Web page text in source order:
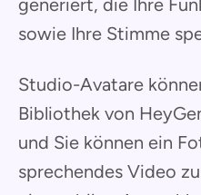
generiert, die Ihre
sowie Ihre Stimme
Studio-Avatare
Bibliothek von
und Sie können ein
sprechendes Video